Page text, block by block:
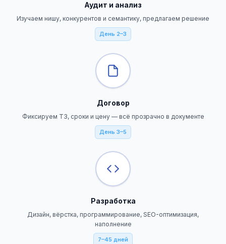
Аудит и анализ
Изучаем нишу, конкурентов и семантику, предлагаем решение
День 2–3
Договор
Фиксируем ТЗ, сроки и цену — всё прозрачно в документе
День 3–5
Разработка
Дизайн, вёрстка, программирование, SEO-оптимизация,
наполнение
7–45 дней